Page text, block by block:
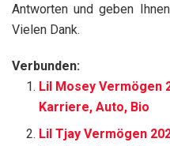
Antworten und geben
Vielen Dank.
Verbunden:
Lil Mosey Vermögen
Karriere, Auto, Bio
Lil Tjay Vermögen